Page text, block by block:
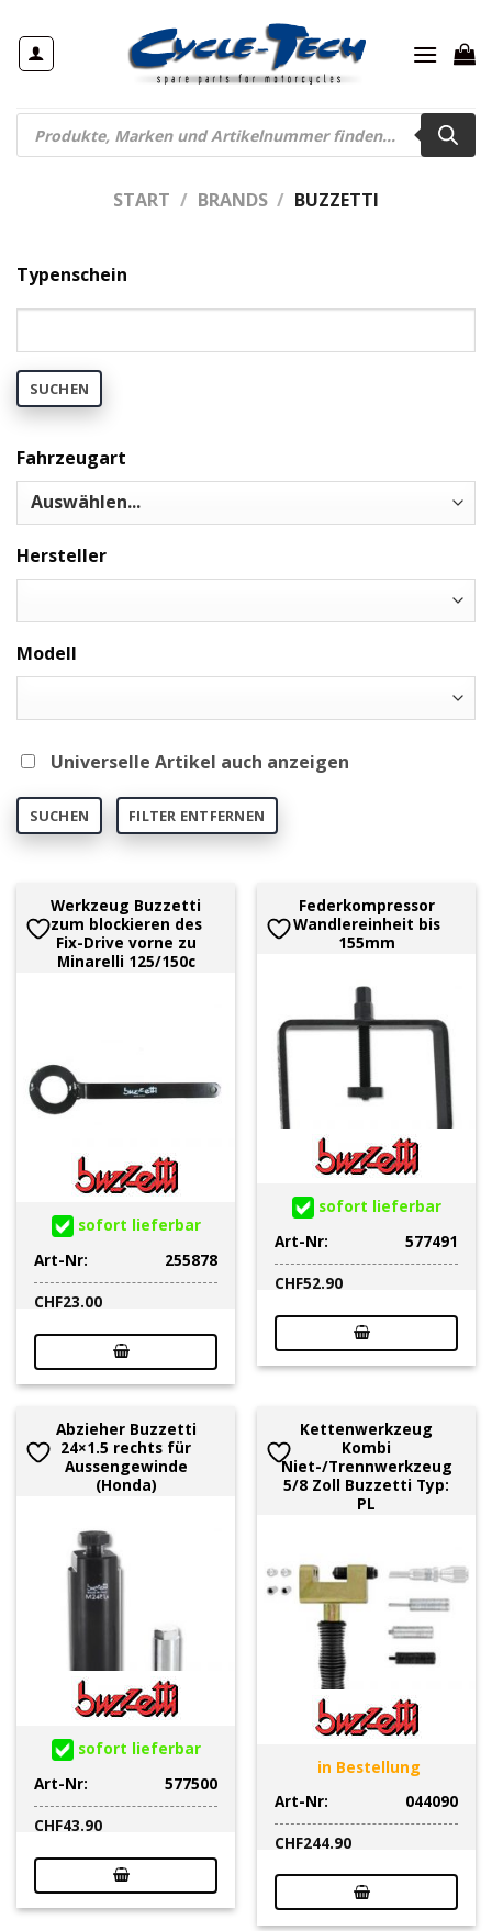
Inhalt
springen
Products
search
START / BRANDS / BUZZETTI
Typenschein
SUCHEN
Fahrzeugart
Hersteller
Modell
Universelle Artikel auch anzeigen
SUCHEN FILTER ENTFERNEN
Werkzeug Buzzetti
zum blockieren des
Fix-Drive vorne zu
Minarelli 125/150c
sofort lieferbar
Art-Nr:
255878
CHF23.00
Federkompressor
Wandlereinheit bis
155mm
sofort lieferbar
Art-Nr:
577491
CHF52.90
Abzieher Buzzetti
24×1.5 rechts für
Aussengewinde
(Honda)
sofort lieferbar
Art-Nr:
577500
CHF43.90
Kettenwerkzeug
Kombi
Niet-/Trennwerkzeug
5/8 Zoll Buzzetti Typ:
PL
in Bestellung
Art-Nr:
044090
CHF244.90